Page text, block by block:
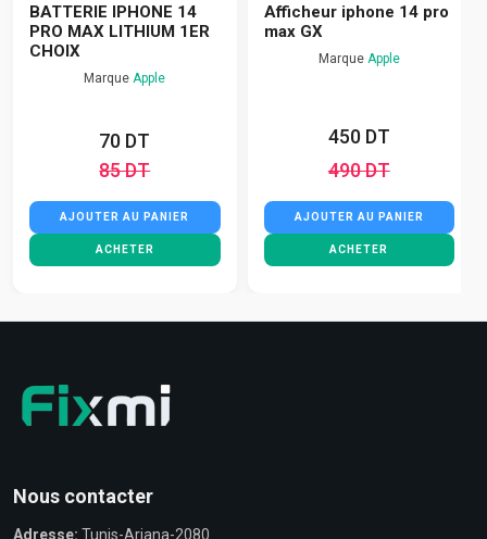
BATTERIE IPHONE 14
PRO MAX LITHIUM 1ER
CHOIX
MarqueApple
70 DT
85 DT
AJOUTER AU PANIER
ACHETER
Afficheur iphone 14 pro
max GX
Marque Apple
450 DT
490 DT
AJOUTER AU PANIER
ACHETER
Nous contacter
Adresse: Tunis-Ariana-2080